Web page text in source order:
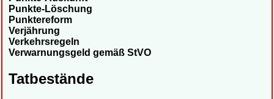
Punkte-Löschung
Punktereform
Verjährung
Verkehrsregeln
Verwarnungsgeld gemäß StVO
Tatbestände